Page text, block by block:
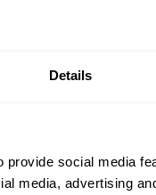
Details
social media
media, advertising
3 i